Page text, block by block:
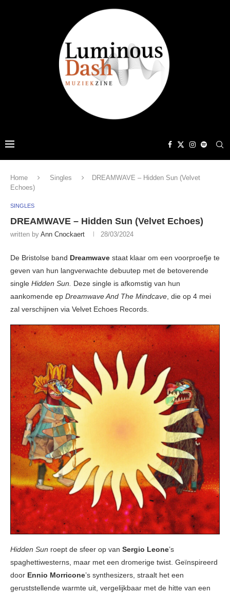
Home Singles
DREAMWAVE – Hidden Sun (Velvet
Echoes)
SINGLES
DREAMWAVE – Hidden Sun (Velvet Echoes)
written by Ann Cnockaert 28/03/2024
De Bristolse band Dreamwave staat klaar om een voorproefje te
geven van hun langverwachte debuutep met de betoverende
single Hidden Sun. Deze single is afkomstig van hun
aankomende ep Dreamwave And The Mindcave, die op 4 mei
zal verschijnen via Velvet Echoes Records.
Hidden Sun roept de sfeer op van Sergio Leone’s
spaghettiwesterns, maar met een dromerige twist. Geïnspireerd
door Ennio Morricone’s synthesizers, straalt het een
geruststellende warmte uit, vergelijkbaar met de hitte van een